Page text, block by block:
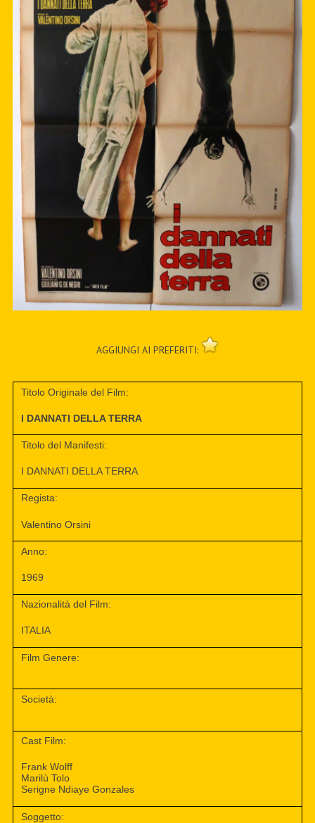
AGGIUNGI AI PREFERITI:
Titolo Originale del Film:
I DANNATI DELLA TERRA
Titolo del Manifesti:
I DANNATI DELLA TERRA
Regista:
Valentino Orsini
Anno:
1969
Nazionalità del Film:
ITALIA
Film Genere:
Società:
Cast Film:
Frank Wolff
Marilù Tolo
Serigne Ndiaye Gonzales
Soggetto: